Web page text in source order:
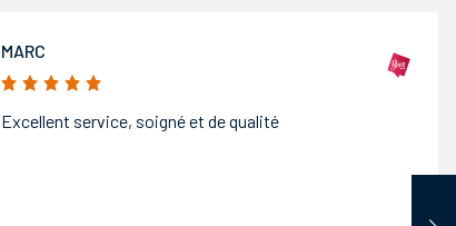
LABARTHE YVES
5/5
Personne très compétente,professionnelle ,aimable à